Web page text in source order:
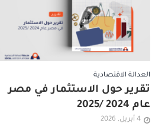
العدالة الاقتصادية
تقرير حول الاستثمار في مصر
عام 2024 /2025
4 أبريل, 2026